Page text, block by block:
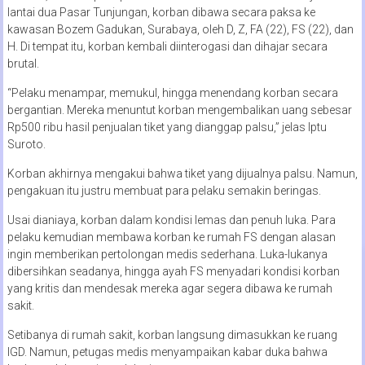
lantai dua Pasar Tunjungan, korban dibawa secara paksa ke
kawasan Bozem Gadukan, Surabaya, oleh D, Z, FA (22), FS (22), dan
H. Di tempat itu, korban kembali diinterogasi dan dihajar secara
brutal.
“Pelaku menampar, memukul, hingga menendang korban secara
bergantian. Mereka menuntut korban mengembalikan uang sebesar
Rp500 ribu hasil penjualan tiket yang dianggap palsu,” jelas Iptu
Suroto.
Korban akhirnya mengakui bahwa tiket yang dijualnya palsu. Namun,
pengakuan itu justru membuat para pelaku semakin beringas.
Usai dianiaya, korban dalam kondisi lemas dan penuh luka. Para
pelaku kemudian membawa korban ke rumah FS dengan alasan
ingin memberikan pertolongan medis sederhana. Luka-lukanya
dibersihkan seadanya, hingga ayah FS menyadari kondisi korban
yang kritis dan mendesak mereka agar segera dibawa ke rumah
sakit.
Setibanya di rumah sakit, korban langsung dimasukkan ke ruang
IGD. Namun, petugas medis menyampaikan kabar duka bahwa